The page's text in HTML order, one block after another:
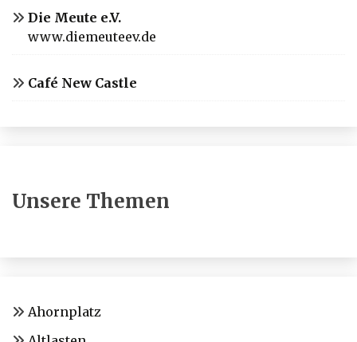
Die Meute e.V.
www.diemeuteev.de
Café New Castle
Unsere Themen
Ahornplatz